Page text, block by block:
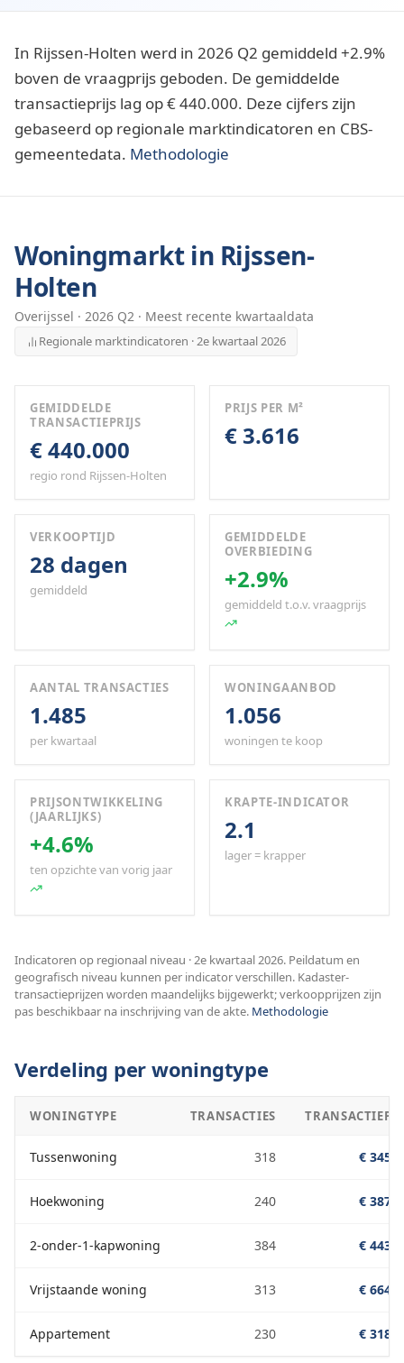
In Rijssen-Holten werd in 2026 Q2 gemiddeld +2.9%
boven de vraagprijs geboden. De gemiddelde
transactieprijs lag op € 440.000. Deze cijfers zijn
gebaseerd op regionale marktindicatoren en CBS-
gemeentedata. Methodologie
Woningmarkt in Rijssen-
Holten
Overijssel · 2026 Q2 · Meest recente kwartaaldata
Regionale marktindicatoren · 2e kwartaal 2026
GEMIDDELDE
TRANSACTIEPRIJS
€ 440.000
regio rond Rijssen-Holten
PRIJS PER M²
€ 3.616
VERKOOPTIJD
28 dagen
gemiddeld
GEMIDDELDE
OVERBIEDING
+2.9%
gemiddeld t.o.v. vraagprijs
AANTAL TRANSACTIES
1.485
per kwartaal
WONINGAANBOD
1.056
woningen te koop
PRIJSONTWIKKELING
(JAARLIJKS)
+4.6%
ten opzichte van vorig jaar
KRAPTE-INDICATOR
2.1
lager = krapper
Indicatoren op regionaal niveau · 2e kwartaal 2026. Peildatum en
geografisch niveau kunnen per indicator verschillen. Kadaster-
transactieprijzen worden maandelijks bijgewerkt; verkoopprijzen zijn
pas beschikbaar na inschrijving van de akte. Methodologie
Verdeling per woningtype
WONINGTYPE TRANSACTIES
Tussenwoning 318 €
Hoekwoning 240 €
2-onder-1-kapwoning 384 €
Vrijstaande woning 313 €
Appartement 230 €